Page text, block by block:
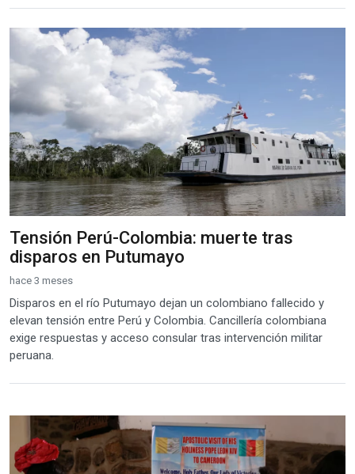
Tensión Perú-Colombia: muerte tras
disparos en Putumayo
hace 3 meses
Disparos en el río Putumayo dejan un colombiano fallecido y
elevan tensión entre Perú y Colombia. Cancillería colombiana
exige respuestas y acceso consular tras intervención militar
peruana.